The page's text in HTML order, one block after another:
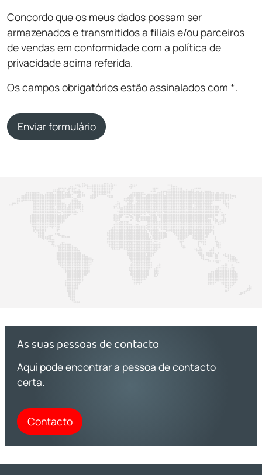
Concordo que os meus dados possam ser
armazenados e transmitidos a filiais e/ou parceiros
de vendas em conformidade com a política de
privacidade acima referida.
Os campos obrigatórios estão assinalados com *.
Enviar formulário
As suas pessoas de contacto
Aqui pode encontrar a pessoa de contacto
certa.
Contacto